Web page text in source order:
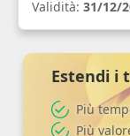
Validità: 31/12/
Estendi i
Più
Più